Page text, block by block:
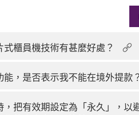
櫃員機技術有甚麼好處？
，是否表示我不能在境外提款
把有效期設定為「永久」，以